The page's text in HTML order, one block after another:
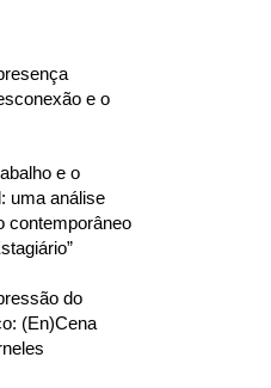
e o
e o
uma análise
contemporâneo
do
(En)Cena